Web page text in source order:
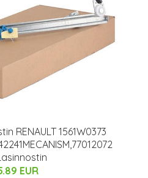
RENAULT 1561W0373
EUR